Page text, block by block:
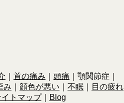
首の痛み 頭痛
顎関節症｜
み 顔色が悪い 不眠 目の疲れ
イトマップ｜ Blog